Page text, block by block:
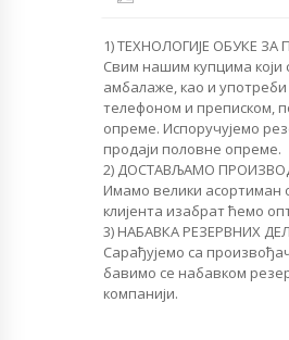
1) ТЕХНОЛОГИЈЕ ОБУКЕ
Свим нашим купцима који
амбалаже, као и
телефоном и преписком,
опреме. Испоручујемо
продаји половне опреме.
2) ДОСТАВЉАМО
Имамо велики асортиман
клијента изабрат ћемо
3) НАБАВКА РЕЗЕРВНИХ
Сарађујемо са
бавимо се набавком
компанији.